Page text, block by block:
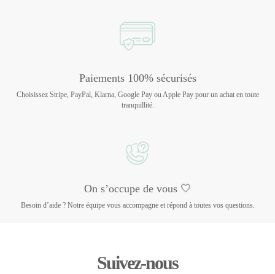
Paiements 100% sécurisés
Choisissez Stripe, PayPal, Klarna, Google Pay ou Apple Pay pour un achat en toute
tranquillité.
On s’occupe de vous 🤍
Besoin d’aide ? Notre équipe vous accompagne et répond à toutes vos questions.
Suivez-nous